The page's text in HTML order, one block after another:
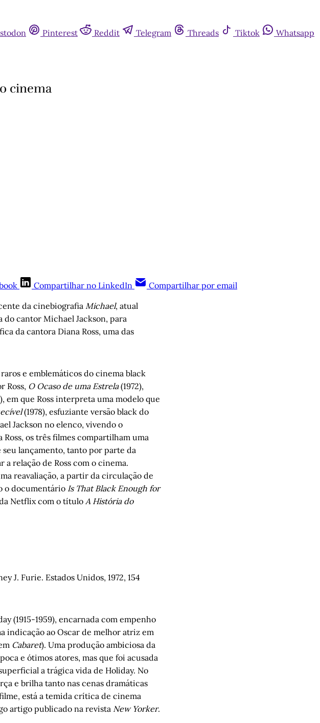
Pinterest Reddit Telegram Threads Tiktok
Whatsapp
cinema
Compartilhar no LinkedIn Compartilhar por email
da cinebiografiaMichael, atual
cantor Michael Jackson, para
da cantora Diana Ross, uma das
e emblemáticos do cinema black
Ross, O Ocaso de uma Estrela(1972),
em que Ross interpreta uma modelo que
(1978), esfuziante versão black do
Jackson no elenco, vivendo o
os três filmes compartilham uma
lançamento, tanto por parte da
relação de Ross com o cinema.
reavaliação, a partir da circulação de
o documentário Is That Black Enough for
Netflix com o título A História do
J. Furie. Estados Unidos, 1972, 154
(1915-1959), encarnada com empenho
indicação ao Oscar de melhor atriz em
Cabaret). Uma produção ambiciosa da
e ótimos atores, mas que foi acusada
a trágica vida de Holiday. No
e brilha tanto nas cenas dramáticas
está a temida crítica de cinema
artigo publicado na revista New Yorker.